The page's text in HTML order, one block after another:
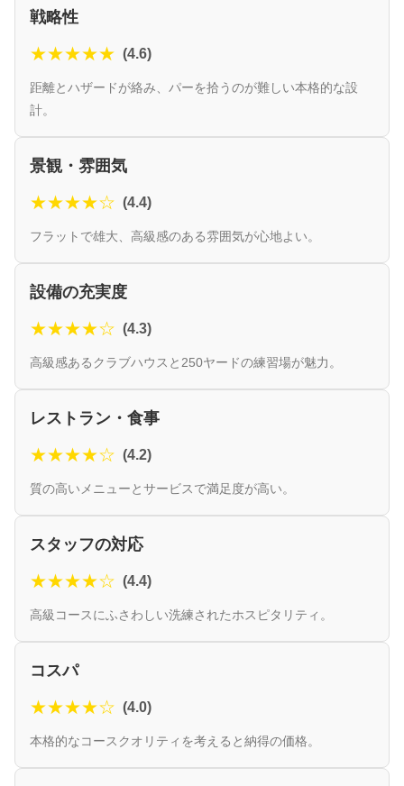
戦略性
★★★★★ (4.6)
距離とハザードが絡み、パーを拾うのが難しい本格的な設
計。
景観・雰囲気
★★★★☆ (4.4)
フラットで雄大、高級感のある雰囲気が心地よい。
設備の充実度
★★★★☆ (4.3)
高級感あるクラブハウスと250ヤードの練習場が魅力。
レストラン・食事
★★★★☆ (4.2)
質の高いメニューとサービスで満足度が高い。
スタッフの対応
★★★★☆ (4.4)
高級コースにふさわしい洗練されたホスピタリティ。
コスパ
★★★★☆ (4.0)
本格的なコースクオリティを考えると納得の価格。